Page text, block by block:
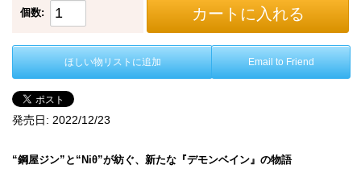
個数: カートに入れる
ほしい物リストに追加 Email to Friend
発売日: 2022/12/23
“鋼屋ジン”と“Niθ”が紡ぐ、新たな『デモンベイン』の物語